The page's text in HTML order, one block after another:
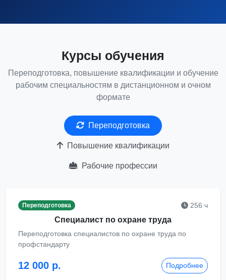
Курсы обучения
Переподготовка, повышение квалификации и обучение
рабочим специальностям в дистанционном и очном
формате
Переподготовка
Повышение квалификации
Рабочие профессии
Переподготовка 256 ч
Специалист по охране труда
Переподготовка специалистов по охране труда по
профстандарту
12 000 р. Подробнее